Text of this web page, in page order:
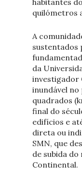
quilómetros
A
sustentados
da
investigador
inundável
quadrados
final do
edifícios e
direta ou
SMN, que
de subida
Continental.